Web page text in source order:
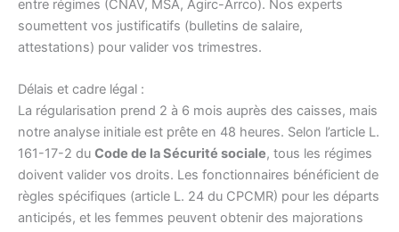
entre régimes (CNAV, MSA, Agirc-Arrco). Nos experts
soumettent vos justificatifs (bulletins de salaire,
attestations) pour valider vos trimestres.
Délais et cadre légal :
La régularisation prend 2 à 6 mois auprès des caisses, mais
notre analyse initiale est prête en 48 heures. Selon l’article L.
161-17-2 du Code de la Sécurité sociale, tous les régimes
doivent valider vos droits. Les fonctionnaires bénéficient de
règles spécifiques (article L. 24 du CPCMR) pour les départs
anticipés, et les femmes peuvent obtenir des majorations